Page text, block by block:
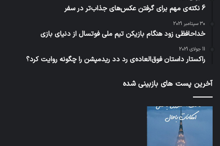
6 نکته‌ی مهم برای گرفتن عکس‌های جذاب‌تر در سفر
30 سپتامبر 2021
خداحافظی زود هنگام بازیکن تیم ملی فوتسال از دنیای بازی
11 جولای 2021
راکستار داستان فوق‌العاده‌ی رد دد ریدمپشن را چگونه روایت کرد؟
آخرین پست های بازبینی شده